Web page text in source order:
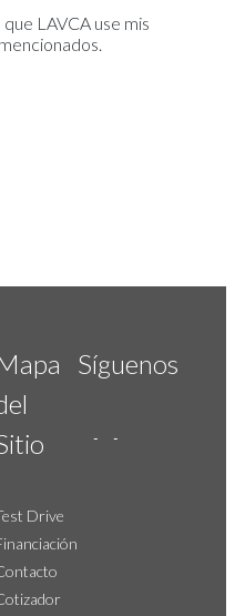
LAVCA use mis
Drive
Síguenos